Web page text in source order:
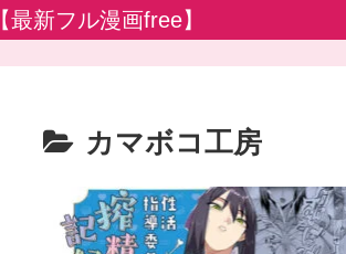
【最新フル漫画free】
カマボコ工房